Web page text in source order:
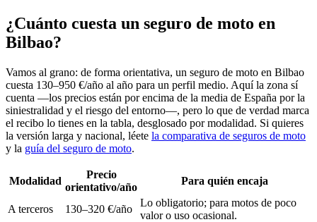
¿Cuánto cuesta un seguro de moto en
Bilbao?
Vamos al grano: de forma orientativa, un seguro de moto en Bilbao
cuesta 130–950 €/año al año para un perfil medio. Aquí la zona sí
cuenta —los precios están por encima de la media de España por la
siniestralidad y el riesgo del entorno—, pero lo que de verdad marca
el recibo lo tienes en la tabla, desglosado por modalidad. Si quieres
la versión larga y nacional, léete la comparativa de seguros de moto
y la guía del seguro de moto.
Modalidad
Precio
orientativo/año
Para quién encaja
A terceros 130–320 €/año
Lo obligatorio; para motos de poco
valor o uso ocasional.